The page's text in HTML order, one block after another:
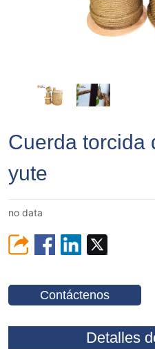
Cuerda torcida
yute
no data
Contáctenos
Detalles